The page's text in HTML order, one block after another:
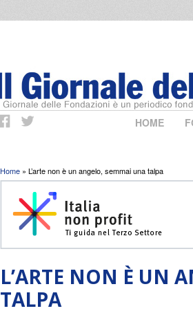
HOME
Tu sei qui
Home » L’arte non è un angelo, semmai una talpa
L’ARTE NON È UN
TALPA